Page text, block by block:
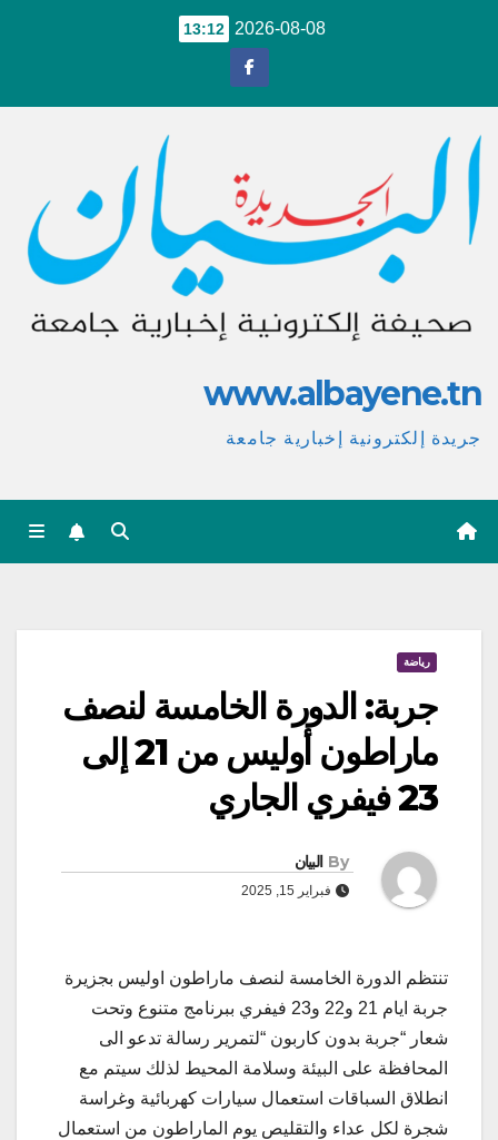
2026-08-08
13:12
www.albayene.tn
جريدة إلكترونية إخبارية جامعة
رياضة
جربة: الدورة الخامسة لنصف
ماراطون أوليس من 21 إلى
23 فيفري الجاري
By البيان
فبراير 15, 2025
تنتظم الدورة الخامسة لنصف ماراطون اوليس بجزيرة
جربة ايام 21 و22 و23 فيفري ببرنامج متنوع وتحت
شعار “جربة بدون كاربون “لتمرير رسالة تدعو الى
المحافظة على البيئة وسلامة المحيط لذلك سيتم مع
انطلاق السباقات استعمال سيارات كهربائية وغراسة
شجرة لكل عداء والتقليص يوم الماراطون من استعمال